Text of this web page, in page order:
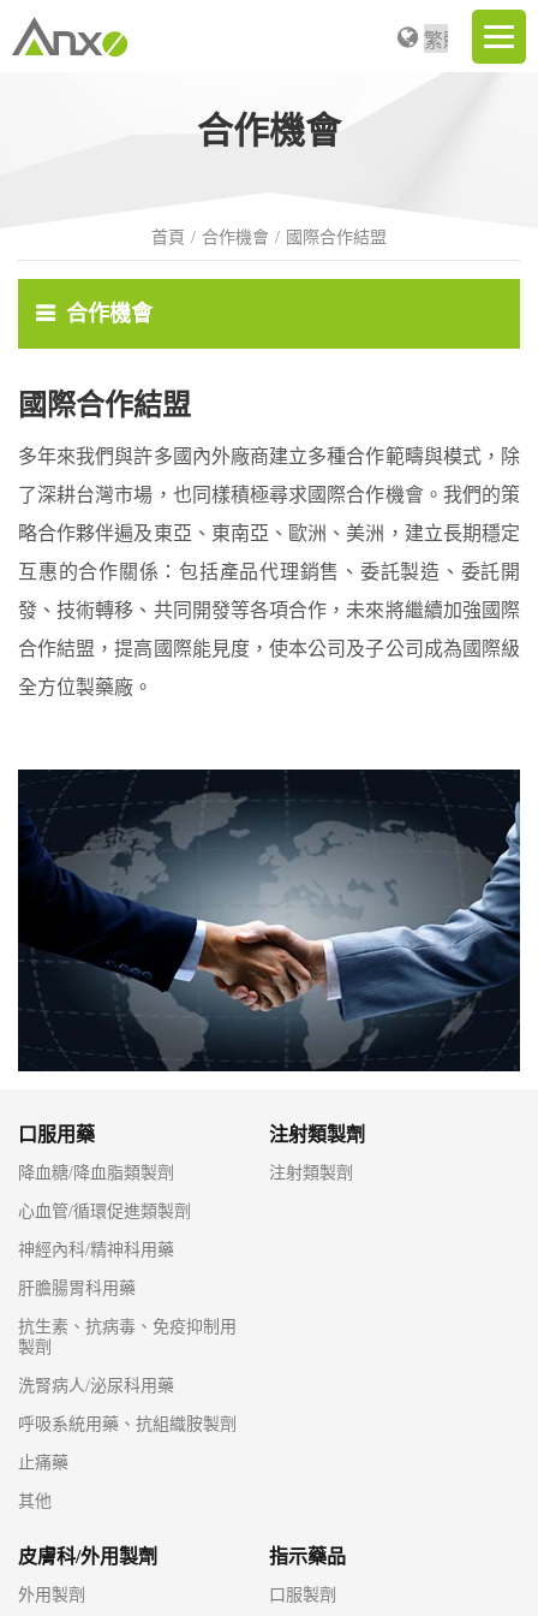
合作機會
首頁 合作機會 國際合作結盟
合作機會
國際合作結盟
多年來我們與許多國內外廠商建立多種合作範疇與模式，除
了深耕台灣市場，也同樣積極尋求國際合作機會。我們的策
略合作夥伴遍及東亞、東南亞、歐洲、美洲，建立長期穩定
互惠的合作關係：包括產品代理銷售、委託製造、委託開
發、技術轉移、共同開發等各項合作，未來將繼續加強國際
合作結盟，提高國際能見度，使本公司及子公司成為國際級
全方位製藥廠。
口服用藥
降血糖/降血脂類製劑
心血管/循環促進類製劑
神經內科/精神科用藥
肝膽腸胃科用藥
抗生素、抗病毒、免疫抑制用
製劑
洗腎病人/泌尿科用藥
呼吸系統用藥、抗組織胺製劑
止痛藥
其他
注射類製劑
注射類製劑
皮膚科/外用製劑
外用製劑
指示藥品
口服製劑